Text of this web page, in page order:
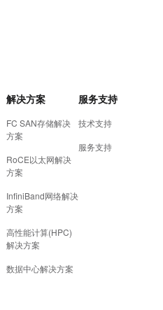
解决方案
FC SAN存储解决
方案
RoCE以太网解决
方案
InfiniBand网络解决
方案
高性能计算(HPC)
解决方案
数据中心解决方案
服务支持
技术支持
服务支持